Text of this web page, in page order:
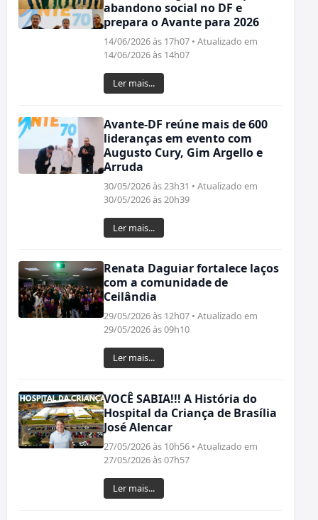
abandono social no DF e
prepara o Avante para 2026
14/06/2026 às 17h07 • Atualizado em
14/06/2026 às 14h07
Ler mais...
Avante-DF reúne mais de 600
lideranças em evento com
Augusto Cury, Gim Argello e
Arruda
30/05/2026 às 23h31 • Atualizado em
30/05/2026 às 20h39
Ler mais...
Renata Daguiar fortalece laços
com a comunidade de
Ceilândia
29/05/2026 às 12h07 • Atualizado em
29/05/2026 às 09h10
Ler mais...
VOCÊ SABIA!!! A História do
Hospital da Criança de Brasília
José Alencar
27/05/2026 às 10h56 • Atualizado em
27/05/2026 às 07h57
Ler mais...